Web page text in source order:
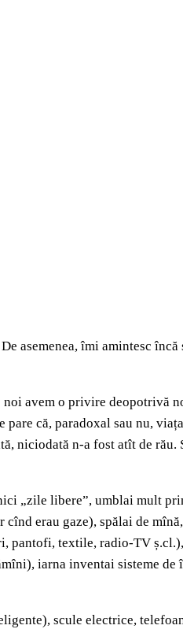
asemenea, îmi amintesc
avem o privire deopotrivă
că, paradoxal sau nu,
niciodată n-a fost atît de rău.
„zile libere”, umblai mult
erau gaze), spălai de
pantofi, textile, radio-TV
iarna inventai sisteme
scule electrice,